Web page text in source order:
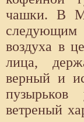
чашки. В
воздуха в
лица,
верный и
ветреный